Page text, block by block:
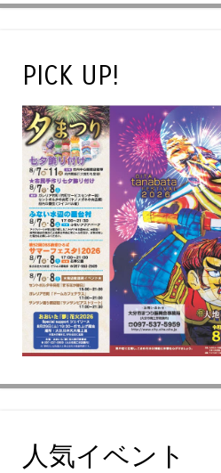
PICK UP!
人気イベント